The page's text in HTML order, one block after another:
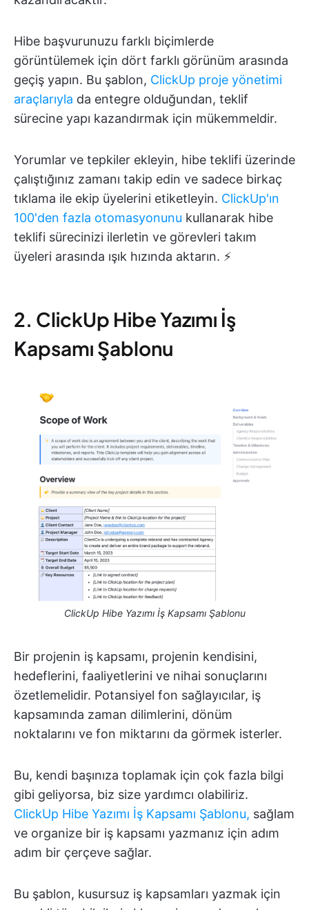
Hibe başvurunuzu farklı biçimlerde
görüntülemek için dört farklı görünüm arasında
geçiş yapın. Bu şablon, ClickUp proje yönetimi
araçlarıyla da entegre olduğundan, teklif
sürecine yapı kazandırmak için mükemmeldir.
Yorumlar ve tepkiler ekleyin, hibe teklifi üzerinde
çalıştığınız zamanı takip edin ve sadece birkaç
tıklama ile ekip üyelerini etiketleyin. ClickUp'ın
100'den fazla otomasyonunu kullanarak hibe
teklifi sürecinizi ilerletin ve görevleri takım
üyeleri arasında ışık hızında aktarın. ⚡
2. ClickUp Hibe Yazımı İş
Kapsamı Şablonu
ClickUp Hibe Yazımı İş Kapsamı Şablonu
Bir projenin iş kapsamı, projenin kendisini,
hedeflerini, faaliyetlerini ve nihai sonuçlarını
özetlemelidir. Potansiyel fon sağlayıcılar, iş
kapsamında zaman dilimlerini, dönüm
noktalarını ve fon miktarını da görmek isterler.
Bu, kendi başınıza toplamak için çok fazla bilgi
gibi geliyorsa, biz size yardımcı olabiliriz.
ClickUp Hibe Yazımı İş Kapsamı Şablonu, sağlam
ve organize bir iş kapsamı yazmanız için adım
adım bir çerçeve sağlar.
Bu şablon, kusursuz iş kapsamları yazmak için